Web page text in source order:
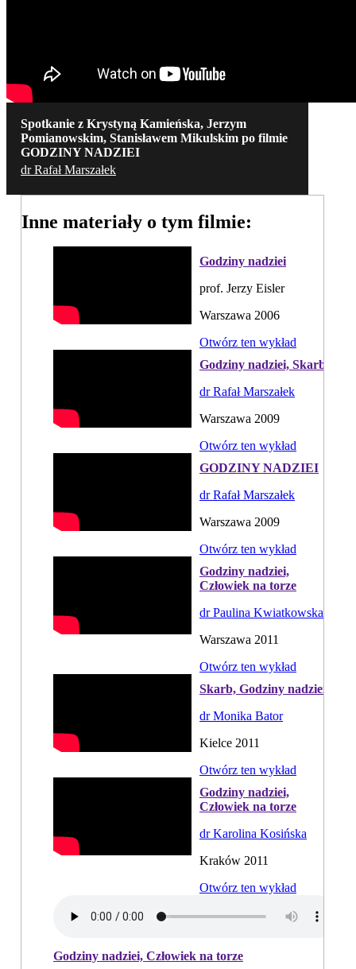
Spotkanie z Krystyną Kamieńska, Jerzym
Pomianowskim, Stanisławem Mikulskim po filmie
GODZINY NADZIEI
dr Rafał Marszałek
Inne materiały o tym filmie:
Godziny nadziei
prof. Jerzy Eisler
Warszawa 2006
Otwórz ten wykład
Godziny nadziei, Skarb
dr Rafał Marszałek
Warszawa 2009
Otwórz ten wykład
GODZINY NADZIEI
dr Rafał Marszałek
Warszawa 2009
Otwórz ten wykład
Godziny nadziei,
Człowiek na torze
dr Paulina Kwiatkowska
Warszawa 2011
Otwórz ten wykład
Skarb, Godziny nadziei
dr Monika Bator
Kielce 2011
Otwórz ten wykład
Godziny nadziei,
Człowiek na torze
dr Karolina Kosińska
Kraków 2011
Otwórz ten wykład
Godziny nadziei, Człowiek na torze